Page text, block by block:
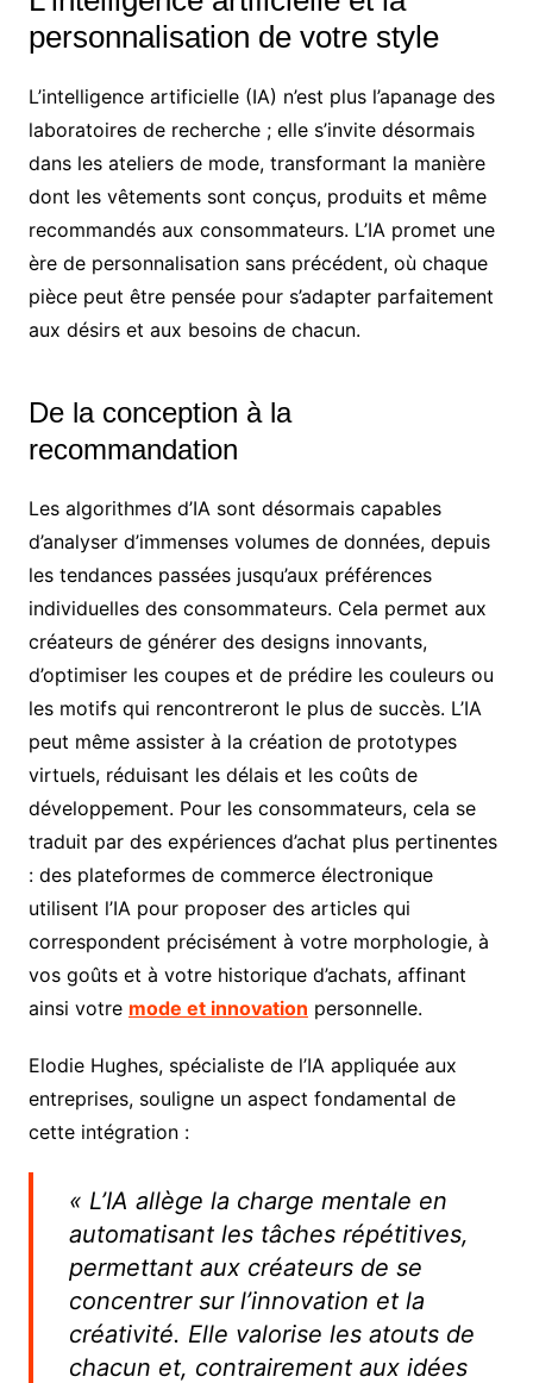
personnalisation de votre style
L’intelligence artificielle (IA) n’est plus l’apanage des
laboratoires de recherche ; elle s’invite désormais
dans les ateliers de mode, transformant la manière
dont les vêtements sont conçus, produits et même
recommandés aux consommateurs. L’IA promet une
ère de personnalisation sans précédent, où chaque
pièce peut être pensée pour s’adapter parfaitement
aux désirs et aux besoins de chacun.
De la conception à la
recommandation
Les algorithmes d’IA sont désormais capables
d’analyser d’immenses volumes de données, depuis
les tendances passées jusqu’aux préférences
individuelles des consommateurs. Cela permet aux
créateurs de générer des designs innovants,
d’optimiser les coupes et de prédire les couleurs ou
les motifs qui rencontreront le plus de succès. L’IA
peut même assister à la création de prototypes
virtuels, réduisant les délais et les coûts de
développement. Pour les consommateurs, cela se
traduit par des expériences d’achat plus pertinentes
: des plateformes de commerce électronique
utilisent l’IA pour proposer des articles qui
correspondent précisément à votre morphologie, à
vos goûts et à votre historique d’achats, affinant
ainsi votre mode et innovation personnelle.
Elodie Hughes, spécialiste de l’IA appliquée aux
entreprises, souligne un aspect fondamental de
cette intégration :
« L’IA allège la charge mentale en
automatisant les tâches répétitives,
permettant aux créateurs de se
concentrer sur l’innovation et la
créativité. Elle valorise les atouts de
chacun et, contrairement aux idées